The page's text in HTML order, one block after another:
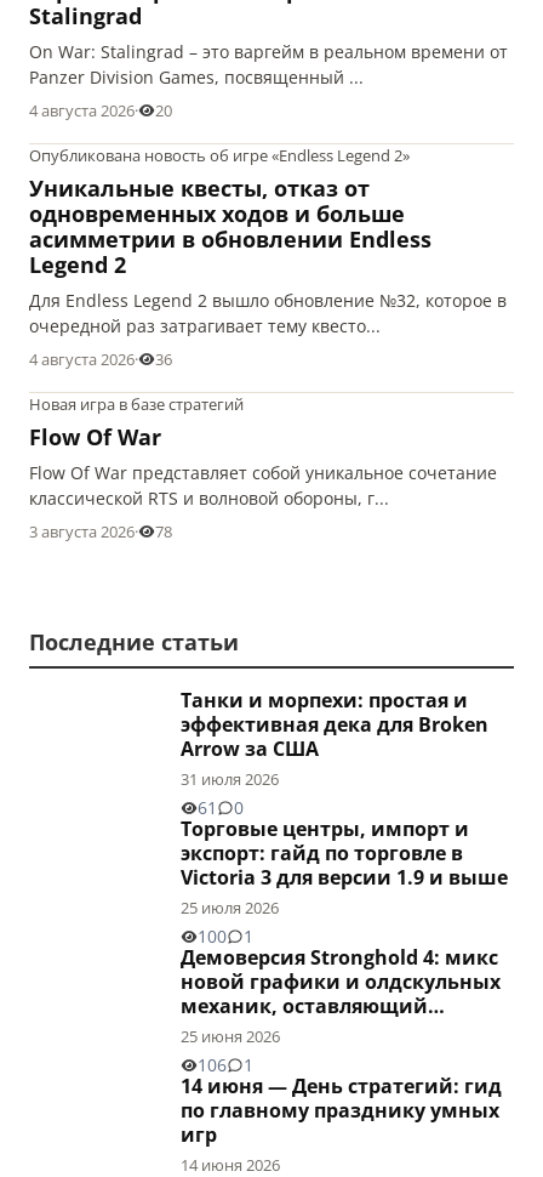
Stalingrad
On War: Stalingrad – это варгейм в реальном времени от
Panzer Division Games, посвященный ...
4 августа 2026· 20
Опубликована новость об игре «Endless Legend 2»
Уникальные квесты, отказ от
одновременных ходов и больше
асимметрии в обновлении Endless
Legend 2
Для Endless Legend 2 вышло обновление №32, которое в
очередной раз затрагивает тему квесто...
4 августа 2026· 36
Новая игра в базе стратегий
Flow Of War
Flow Of War представляет собой уникальное сочетание
классической RTS и волновой обороны, г...
3 августа 2026· 78
Последние статьи
Танки и морпехи: простая и
эффективная дека для Broken
Arrow за США
31 июля 2026
61 0
Торговые центры, импорт и
экспорт: гайд по торговле в
Victoria 3 для версии 1.9 и выше
25 июля 2026
100 1
Демоверсия Stronghold 4: микс
новой графики и олдскульных
механик, оставляющий
двоякое впечатление
25 июня 2026
106 1
14 июня — День стратегий: гид
по главному празднику умных
игр
14 июня 2026